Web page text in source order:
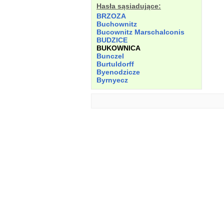
Hasła sąsiadujące:
BRZOZA
Buchownitz
Bucownitz Marschalconis
BUDZICE
BUKOWNICA
Bunczel
Burtuldorff
Byenodzicze
Byrnyecz